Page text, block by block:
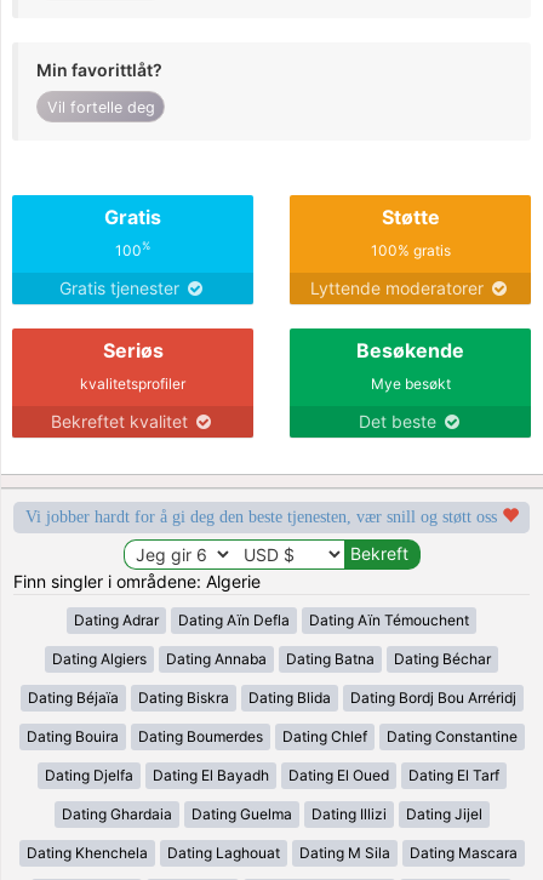
Min favorittlåt?
Vil fortelle deg
Gratis
100%
Gratis tjenester
Støtte
100% gratis
Lyttende moderatorer
Seriøs
kvalitetsprofiler
Bekreftet kvalitet
Besøkende
Mye besøkt
Det beste
Vi jobber hardt for å gi deg den beste tjenesten, vær snill og støtt oss
Finn singler i områdene: Algerie
Dating Adrar Dating Aïn Defla Dating Aïn Témouchent
Dating Algiers Dating Annaba Dating Batna Dating Béchar
Dating Béjaïa Dating Biskra Dating Blida Dating Bordj Bou Arréridj
Dating Bouira Dating Boumerdes Dating Chlef Dating Constantine
Dating Djelfa Dating El Bayadh Dating El Oued Dating El Tarf
Dating Ghardaia Dating Guelma Dating Illizi Dating Jijel
Dating Khenchela Dating Laghouat Dating M Sila Dating Mascara